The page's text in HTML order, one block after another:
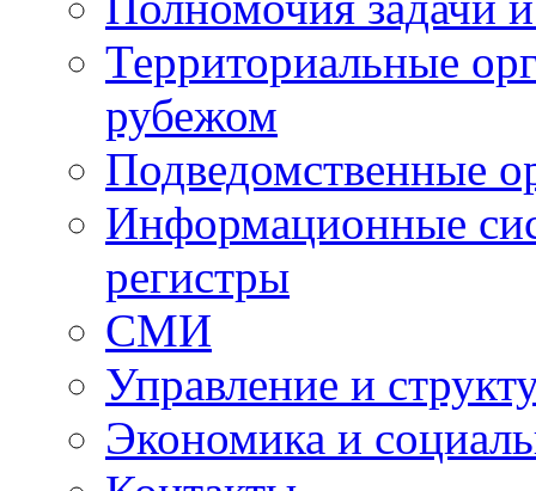
Территориальные
рубежом
Подведомственные
Информационные
регистры
СМИ
Управление и
Экономика и